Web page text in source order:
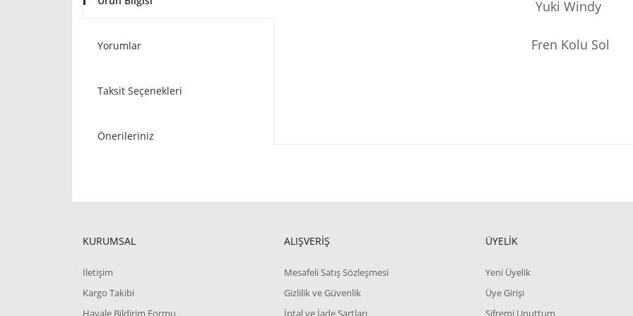
Yorumlar
Taksit Seçenekleri
Önerileriniz
Yuki Windy
Fren Kolu Sol
KURUMSAL
İletişim
Kargo Takibi
Havale Bildirim Formu
ALIŞVERİŞ
Mesafeli Satış Sözleşmesi
Gizlilik ve Güvenlik
İptal ve İade Şartları
ÜYELİK
Yeni Üyelik
Üye Girişi
Şifremi Unuttum